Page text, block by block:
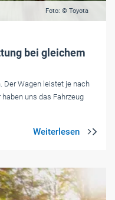
Foto: © Toyota
bei gleichem
Der Wagen leistet je nach
uns das Fahrzeug